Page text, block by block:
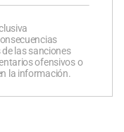
las sanciones
ofensivos o
la información.